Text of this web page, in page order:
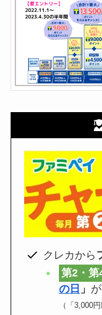
クレカから
第2・第
の日 」
（「3,000